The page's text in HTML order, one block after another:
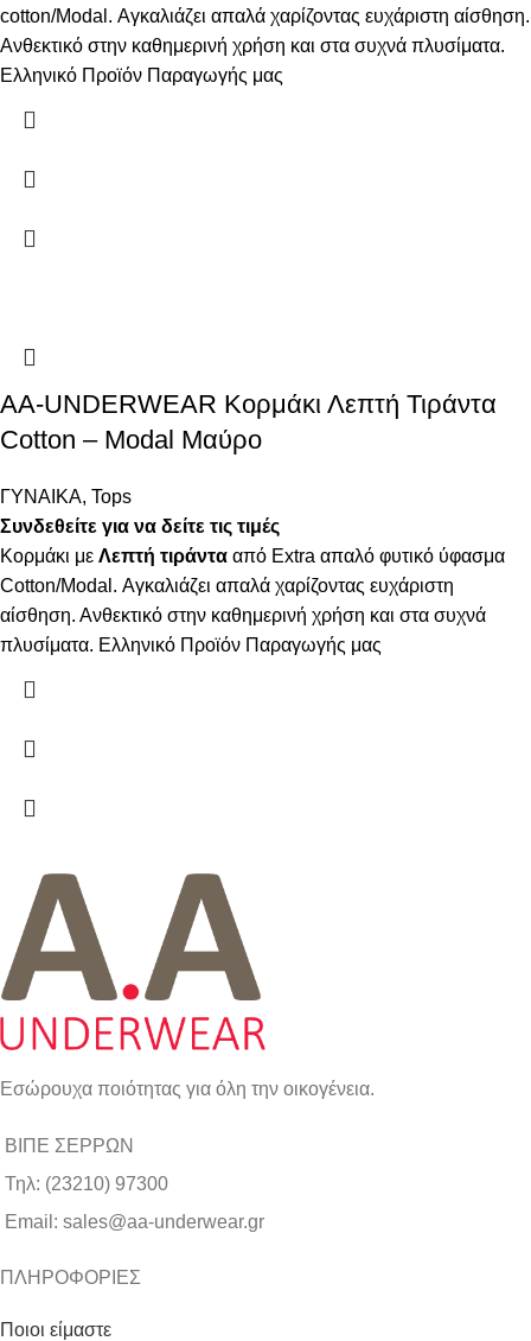
cotton/Modal. Αγκαλιάζει απαλά χαρίζοντας ευχάριστη αίσθηση.
Ανθεκτικό στην καθημερινή χρήση και στα συχνά πλυσίματα.
Ελληνικό Προϊόν Παραγωγής μας
AA-UNDERWEAR Κορμάκι Λεπτή Τιράντα
Cotton – Modal Μαύρο
ΓΥΝΑΙΚΑ, Tops
Συνδεθείτε για να δείτε τις τιμές
Κορμάκι με Λεπτή τιράντα από Extra απαλό φυτικό ύφασμα
Cotton/Modal. Αγκαλιάζει απαλά χαρίζοντας ευχάριστη
αίσθηση. Ανθεκτικό στην καθημερινή χρήση και στα συχνά
πλυσίματα. Ελληνικό Προϊόν Παραγωγής μας
Εσώρουχα ποιότητας για όλη την οικογένεια.
ΒΙΠΕ ΣΕΡΡΩΝ
Τηλ: (23210) 97300
Email: sales@aa-underwear.gr
ΠΛΗΡΟΦΟΡΙΕΣ
Ποιοι είμαστε